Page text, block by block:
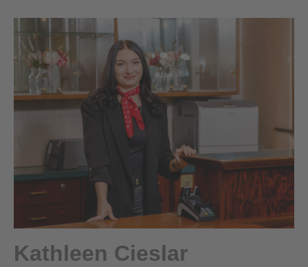
Kathleen Cieslar